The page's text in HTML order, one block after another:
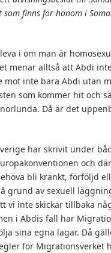
finns för honom i
i om man är
menar alltså att Abdi
inte bara Abdi utan
som kommer hit och
Då är det
har skrivit under
och
bli kränkt, förföljd
grund av sexuell
vi inte skickar tillbaka
i Abdis fall har
sina egna lagar. Då
för Migrationsverket